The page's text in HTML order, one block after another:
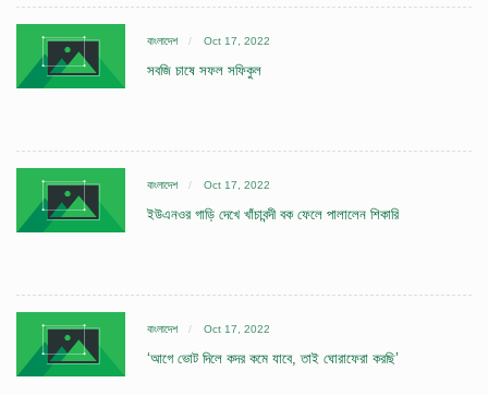
বাংলাদেশ Oct 17, 2022
সবজি চাষে সফল সফিকুল
বাংলাদেশ Oct 17, 2022
ইউএনওর গাড়ি দেখে খাঁচাবন্দী বক ফেলে পালালেন শিকারি
বাংলাদেশ Oct 17, 2022
‘আগে ভোট দিলে কদর কমে যাবে, তাই ঘোরাফেরা করছি’